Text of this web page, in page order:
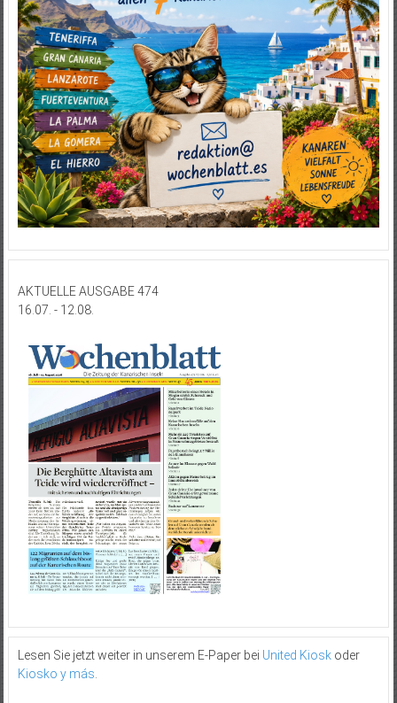
AKTUELLE AUSGABE 474
16.07. - 12.08.
Lesen Sie jetzt weiter in unserem E-Paper bei United Kioskoder
Kiosko y más.